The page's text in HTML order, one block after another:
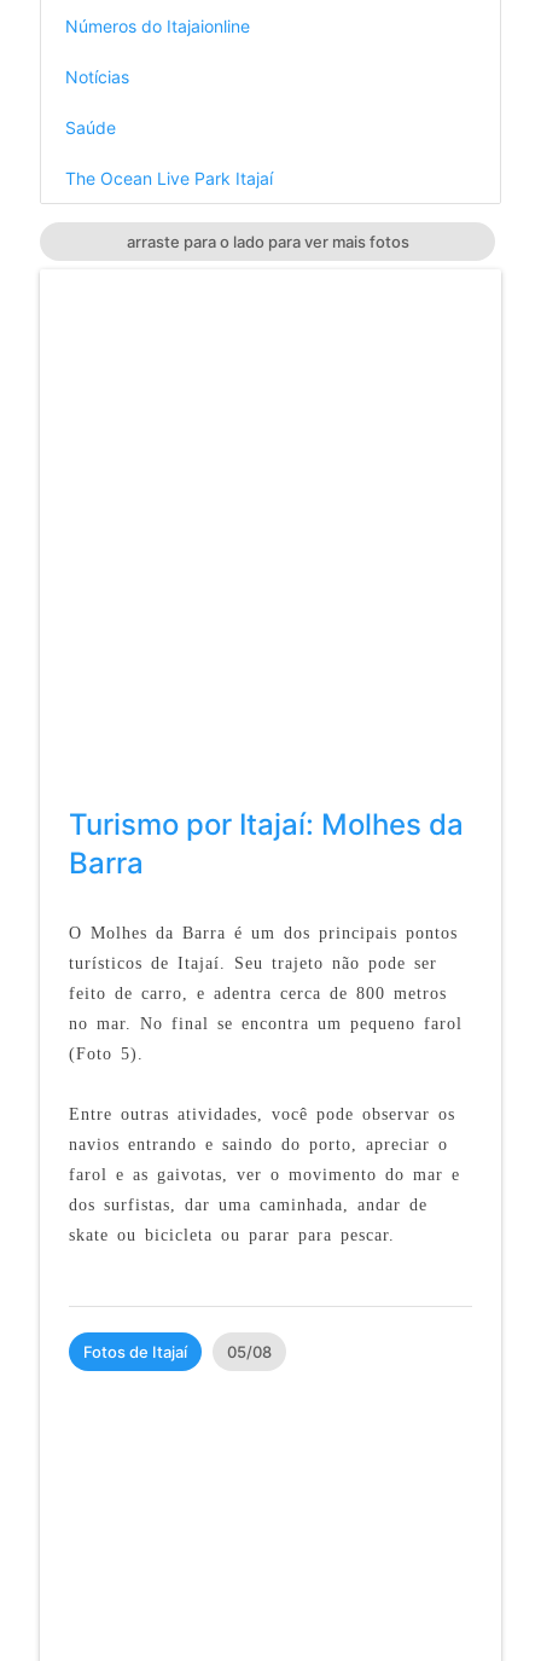
Números do Itajaionline
Notícias
Saúde
The Ocean Live Park Itajaí
arraste para o lado para ver mais fotos
Turismo por Itajaí: Molhes da
Barra
O Molhes da Barra é um dos principais pontos
turísticos de Itajaí. Seu trajeto não pode ser
feito de carro, e adentra cerca de 800 metros
no mar. No final se encontra um pequeno farol
(Foto 5).
Entre outras atividades, você pode observar os
navios entrando e saindo do porto, apreciar o
farol e as gaivotas, ver o movimento do mar e
dos surfistas, dar uma caminhada, andar de
skate ou bicicleta ou parar para pescar.
Fotos de Itajaí 05/08